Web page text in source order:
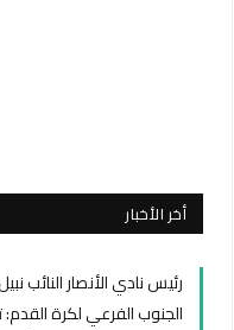
أخر الأخبار
رئيس نادي الأنصار النائب
الجنوب الفرعي لكرة القدم: